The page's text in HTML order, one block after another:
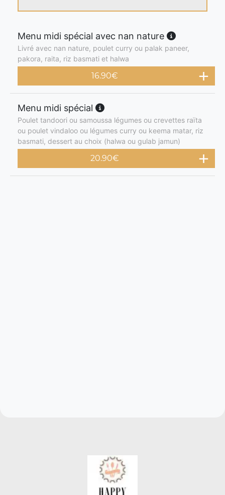
Menu midi spécial avec nan nature
Livré avec nan nature, poulet curry ou palak paneer,
pakora, raita, riz basmati et halwa
16.90€
Menu midi spécial
Poulet tandoori ou samoussa légumes ou crevettes raïta
ou poulet vindaloo ou légumes curry ou keema matar, riz
basmati, dessert au choix (halwa ou gulab jamun)
20.90€